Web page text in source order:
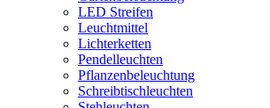
LED Streifen
Leuchtmittel
Lichterketten
Pendelleuchten
Pflanzenbeleuchtung
Schreibtischleuchten